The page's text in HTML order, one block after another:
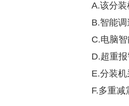
A.该分
B.智能
C.电脑
D.超重
E.分装
F.多重减